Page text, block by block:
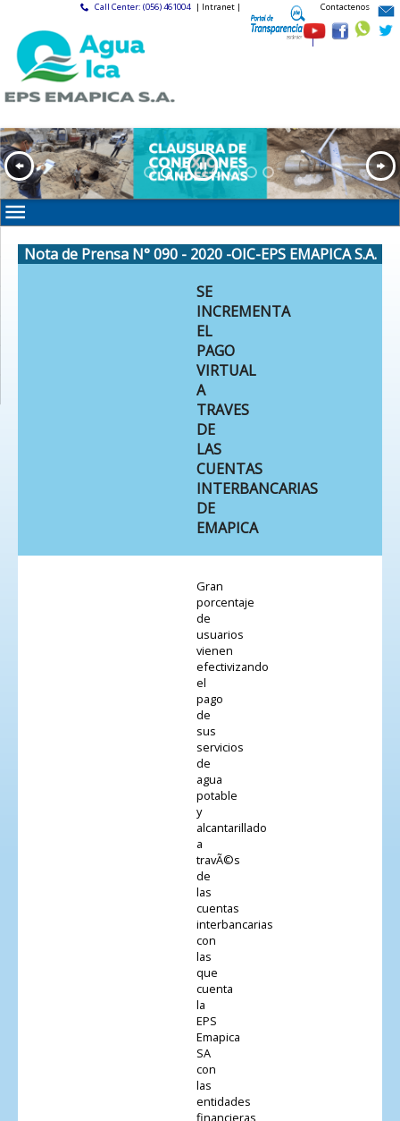
Call Center: (056) 461004 | Intranet |
|
Contactenos
Nota de Prensa N° 090 - 2020 -OIC-EPS EMAPICA S.A.
SE
INCREMENTA
EL
PAGO
VIRTUAL
A
TRAVES
DE
LAS
CUENTAS
INTERBANCARIAS
DE
EMAPICA
Gran
porcentaje
de
usuarios
vienen
efectivizando
el
pago
de
sus
servicios
de
agua
potable
y
alcantarillado
a
travÃ©s
de
las
cuentas
interbancarias
con
las
que
cuenta
la
EPS
Emapica
SA
con
las
entidades
financieras